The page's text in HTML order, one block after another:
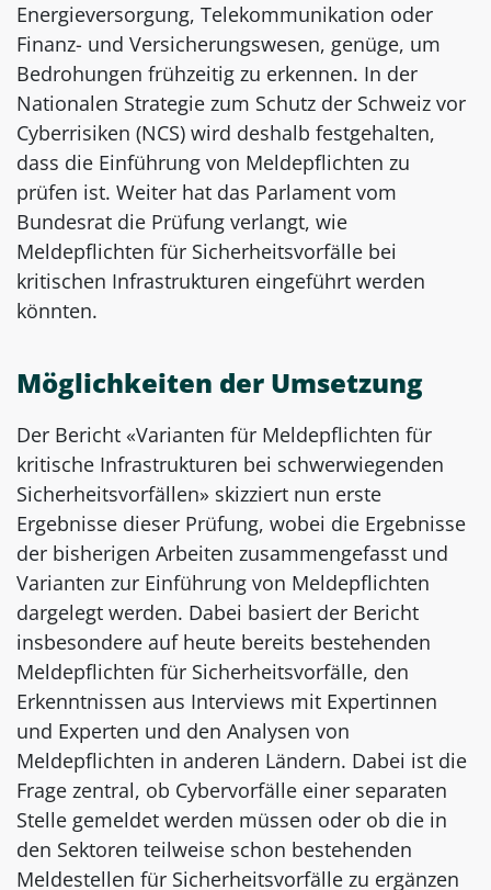
Energieversorgung, Telekommunikation oder
Finanz- und Versicherungswesen, genüge, um
Bedrohungen frühzeitig zu erkennen. In der
Nationalen Strategie zum Schutz der Schweiz vor
Cyberrisiken (NCS) wird deshalb festgehalten,
dass die Einführung von Meldepflichten zu
prüfen ist. Weiter hat das Parlament vom
Bundesrat die Prüfung verlangt, wie
Meldepflichten für Sicherheitsvorfälle bei
kritischen Infrastrukturen eingeführt werden
könnten.
Möglichkeiten der Umsetzung
Der Bericht «Varianten für Meldepflichten für
kritische Infrastrukturen bei schwerwiegenden
Sicherheitsvorfällen» skizziert nun erste
Ergebnisse dieser Prüfung, wobei die Ergebnisse
der bisherigen Arbeiten zusammengefasst und
Varianten zur Einführung von Meldepflichten
dargelegt werden. Dabei basiert der Bericht
insbesondere auf heute bereits bestehenden
Meldepflichten für Sicherheitsvorfälle, den
Erkenntnissen aus Interviews mit Expertinnen
und Experten und den Analysen von
Meldepflichten in anderen Ländern. Dabei ist die
Frage zentral, ob Cybervorfälle einer separaten
Stelle gemeldet werden müssen oder ob die in
den Sektoren teilweise schon bestehenden
Meldestellen für Sicherheitsvorfälle zu ergänzen